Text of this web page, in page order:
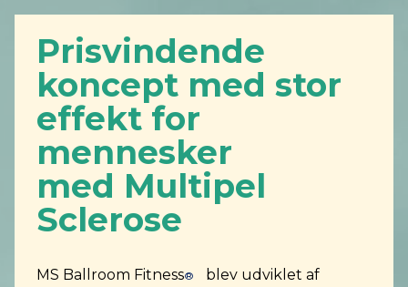
Prisvindende
koncept med stor
effekt for
mennesker
med Multipel
Sclerose
MS Ballroom Fitness®
blev udviklet af